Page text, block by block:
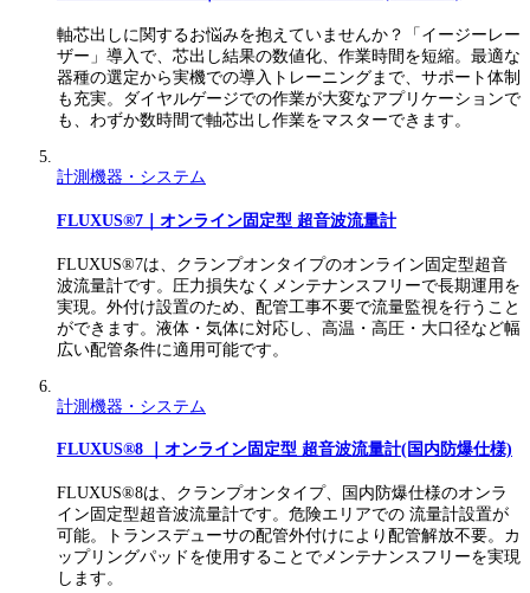
軸芯出しに関するお悩みを抱えていませんか？「イージーレー
ザー」導入で、芯出し結果の数値化、作業時間を短縮。最適な
器種の選定から実機での導入トレーニングまで、サポート体制
も充実。ダイヤルゲージでの作業が大変なアプリケーションで
も、わずか数時間で軸芯出し作業をマスターできます。
計測機器・システム
FLUXUS®7｜オンライン固定型 超音波流量計​
FLUXUS®7は、クランプオンタイプのオンライン固定型超音
波流量計です。圧力損失なくメンテナンスフリーで長期運用を
実現。外付け設置のため、配管工事不要で流量監視を行うこと
ができます。液体・気体に対応し、高温・高圧・大口径など幅
広い配管条件に適用可能です。
計測機器・システム
FLUXUS®8 ｜オンライン固定型 超音波流量計(国内防爆仕様)
FLUXUS®8は、クランプオンタイプ、国内防爆仕様のオンラ
イン固定型超音波流量計です。危険エリアでの 流量計設置が
可能。トランスデューサの配管外付けにより配管解放不要。カ
ップリングパッドを使用することでメンテナンスフリーを実現
します。